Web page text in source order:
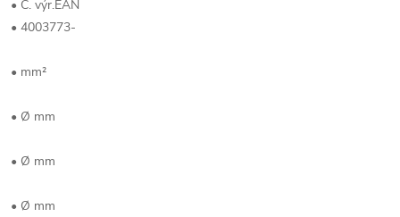
• Č. výr.EAN
• 4003773-
• mm²
• Ø mm
• Ø mm
• Ø mm